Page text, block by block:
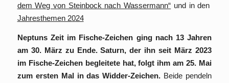
dem Weg von Steinbock nach Wassermann“ und in den
Jahresthemen 2024
Neptuns Zeit im Fische-Zeichen ging nach 13 Jahren
am 30. März zu Ende. Saturn, der ihn seit März 2023
im Fische-Zeichen begleitete hat, folgt ihm am 25. Mai
zum ersten Mal in das Widder-Zeichen. Beide pendeln